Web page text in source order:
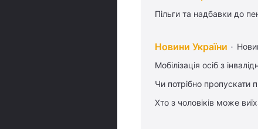
Пільги та надбавки до
Новини України
Мобілізація осіб з
Чи потрібно пропускати
Хто з чоловіків може